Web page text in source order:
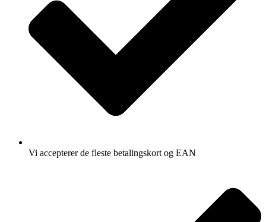
Vi accepterer de fleste betalingskort og EAN